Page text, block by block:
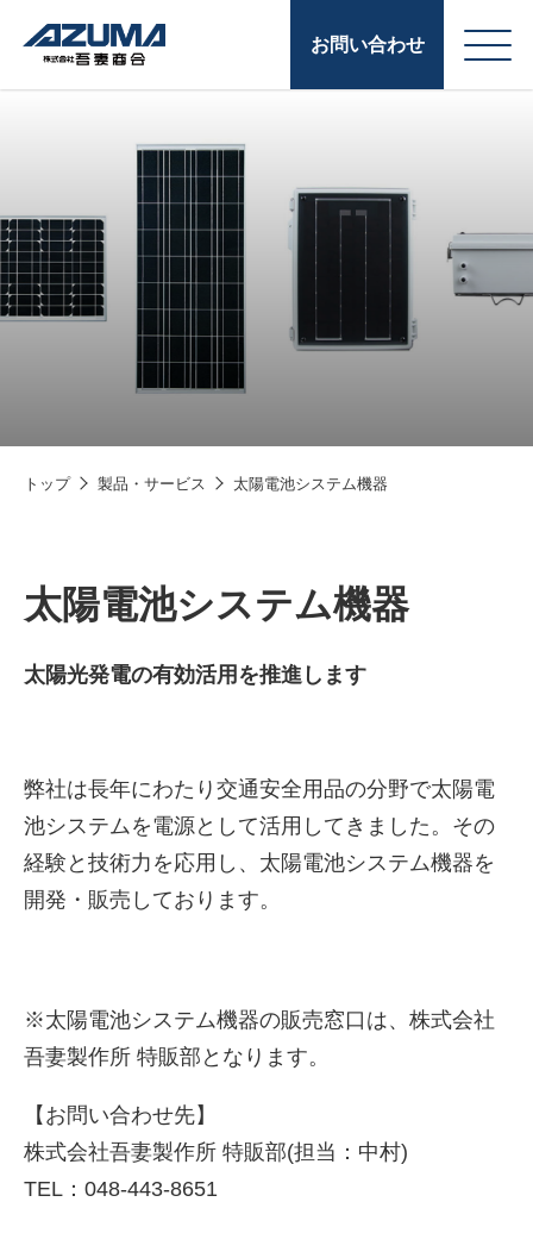
お問い合わせ
社
概
株式会社吾妻製作所 会社案
内
石油製品販売
燃料小口配送
トップ 製品・サービス 太陽電池システム機器
太陽電池システム機器
太陽光発電の有効活用を推進します
弊社は長年にわたり交通安全用品の分野で太陽電
池システムを電源として活用してきました。その
経験と技術力を応用し、太陽電池システム機器を
開発・販売しております。
※太陽電池システム機器の販売窓口は、株式会社
吾妻製作所 特販部となります。
【お問い合わせ先】
株式会社吾妻製作所 特販部(担当：中村)
TEL：048-443-8651